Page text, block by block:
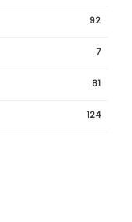
92
7
81
124